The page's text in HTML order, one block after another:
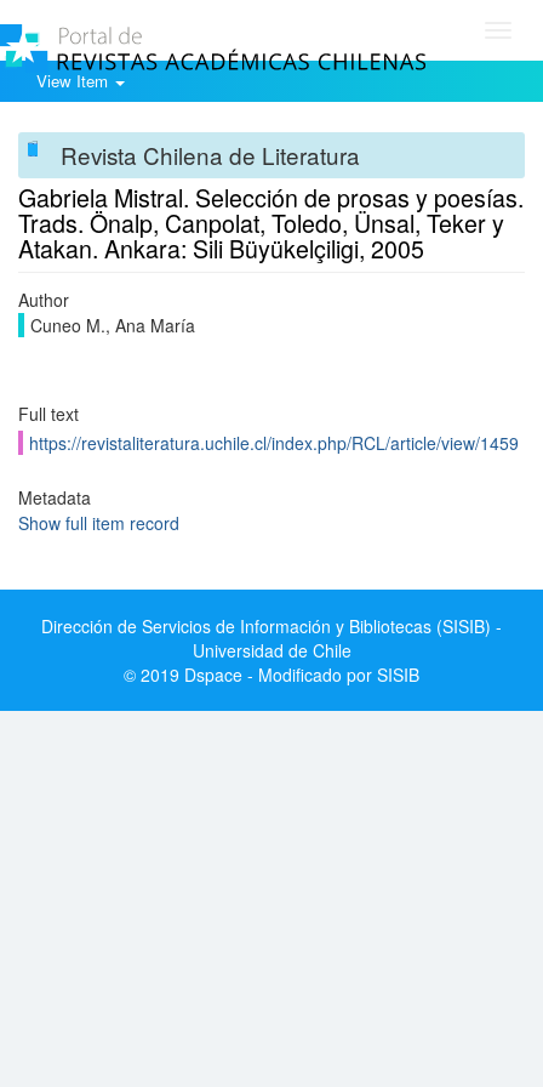
View Item
Revista Chilena de Literatura
Gabriela Mistral. Selección de prosas y poesías.
Trads. Önalp, Canpolat, Toledo, Ünsal, Teker y
Atakan. Ankara: Sili Büyükelçiligi, 2005
Author
Cuneo M., Ana María
Full text
https://revistaliteratura.uchile.cl/index.php/RCL/article/view/1459
Metadata
Show full item record
Dirección de Servicios de Información y Bibliotecas (SISIB) -
Universidad de Chile
© 2019 Dspace - Modificado por SISIB